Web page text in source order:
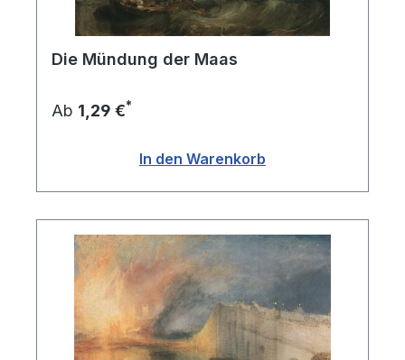
Die Mündung der Maas
Ab 1,29 €*
In den Warenkorb